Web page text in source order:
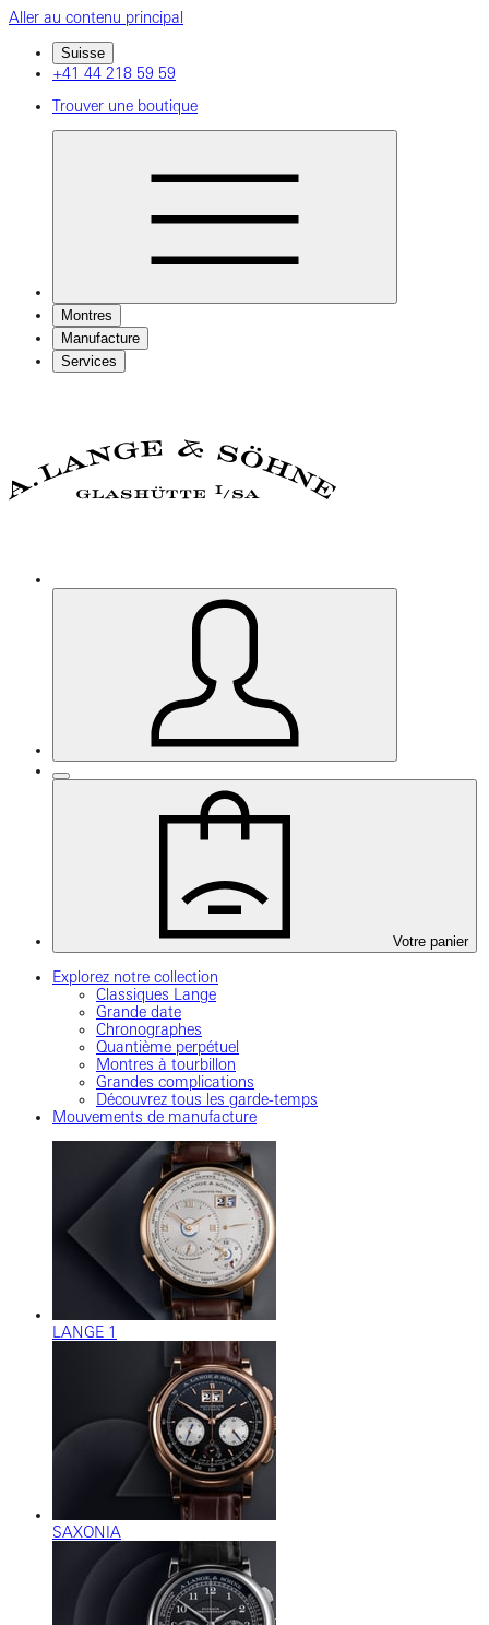
Aller au contenu principal
Suisse
+41 44 218 59 59
Trouver une boutique
Montres
Manufacture
Services
Votre panier
Explorez notre collection
Classiques Lange
Grande date
Chronographes
Quantième perpétuel
Montres à tourbillon
Grandes complications
Découvrez tous les garde-temps
Mouvements de manufacture
LANGE 1
SAXONIA